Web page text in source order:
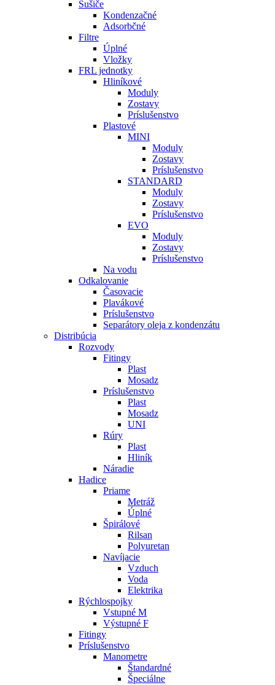
Sušiče
Kondenzačné
Adsorbčné
Filtre
Úplné
Vložky
FRL jednotky
Hliníkové
Moduly
Zostavy
Príslušenstvo
Plastové
MINI
Moduly
Zostavy
Príslušenstvo
STANDARD
Moduly
Zostavy
Príslušenstvo
EVO
Moduly
Zostavy
Príslušenstvo
Na vodu
Odkalovanie
Časovacie
Plavákové
Príslušenstvo
Separátory oleja z kondenzátu
Distribúcia
Rozvody
Fitingy
Plast
Mosadz
Príslušenstvo
Plast
Mosadz
UNI
Rúry
Plast
Hliník
Náradie
Hadice
Priame
Metráž
Úplné
Špirálové
Rilsan
Polyuretan
Navíjacie
Vzduch
Voda
Elektrika
Rýchlospojky
Vstupné M
Výstupné F
Fitingy
Príslušenstvo
Manometre
Štandardné
Špeciálne